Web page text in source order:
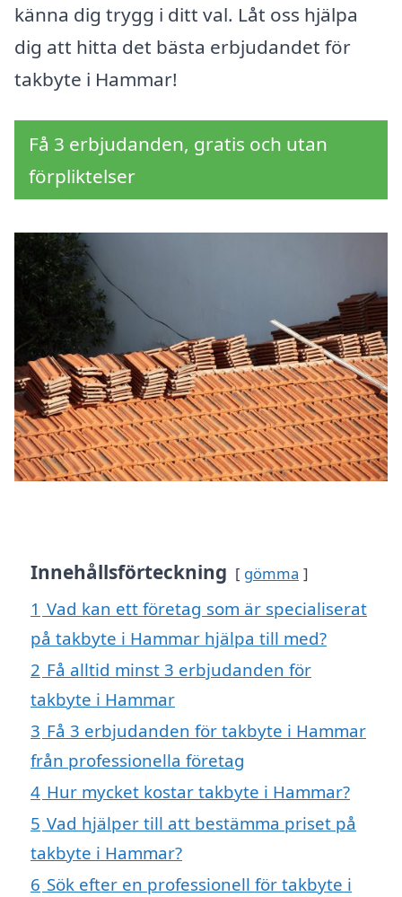
känna dig trygg i ditt val. Låt oss hjälpa
dig att hitta det bästa erbjudandet för
takbyte i Hammar!
Få 3 erbjudanden, gratis och utan
förpliktelser
Innehållsförteckning gömma
1 Vad kan ett företag som är specialiserat
på takbyte i Hammar hjälpa till med?
2 Få alltid minst 3 erbjudanden för
takbyte i Hammar
3 Få 3 erbjudanden för takbyte i Hammar
från professionella företag
4 Hur mycket kostar takbyte i Hammar?
5 Vad hjälper till att bestämma priset på
takbyte i Hammar?
6 Sök efter en professionell för takbyte i